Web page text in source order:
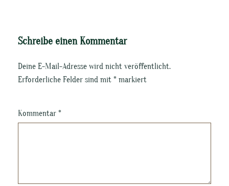
Schreibe einen Kommentar
Deine E-Mail-Adresse wird nicht veröffentlicht.
Erforderliche Felder sind mit * markiert
Kommentar *